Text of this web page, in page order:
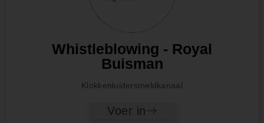
Whistleblowing - Royal
Buisman
Klokkenluidersmeldkanaal
Voer in